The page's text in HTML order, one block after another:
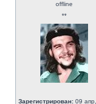
offline
**
Зарегистрирован: 09 апр,